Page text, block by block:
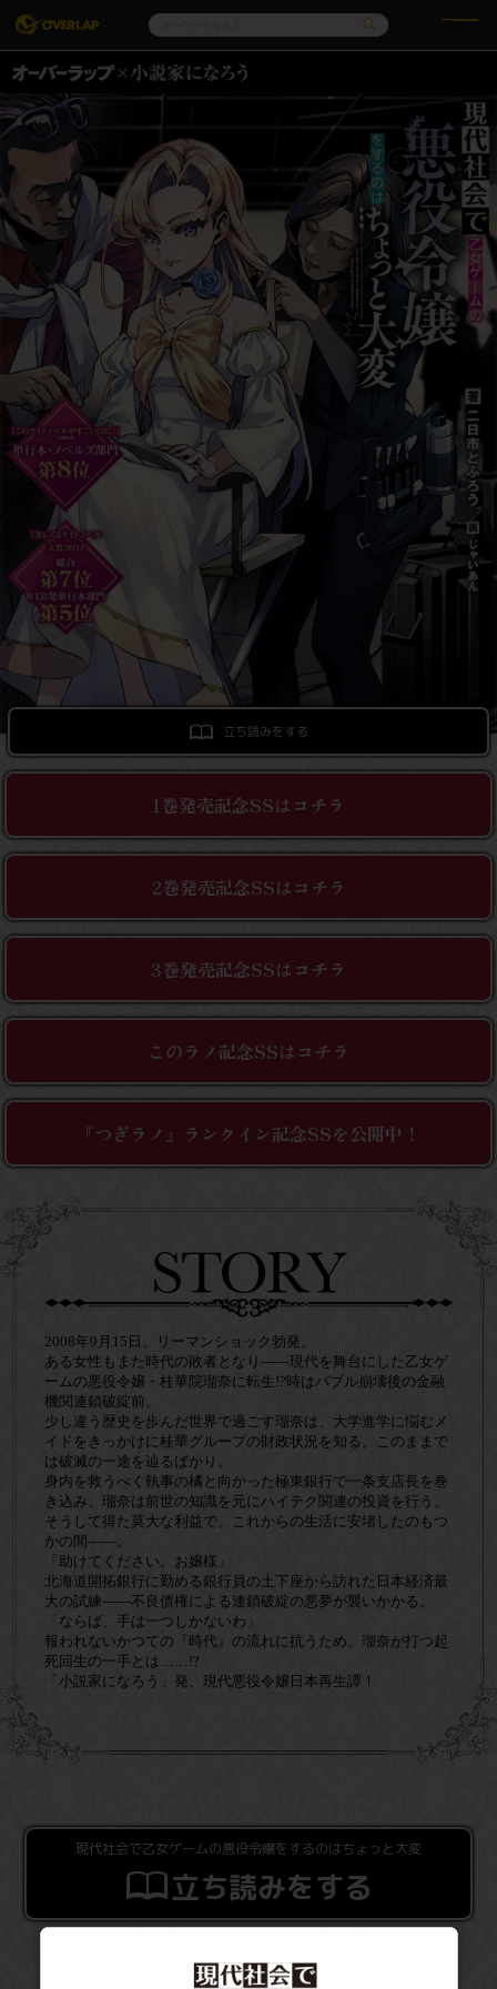
コミック
コミックガルド
コミッククリエ
ラブパルフェ
ライトノベル
ロサージュノベルス
コミックエッセイ
ポケットモンスター
アニメ
ゲーム
通販・NEWS
OVERLAP STORE
オーバーラップ広報室
企業
会社概要
採用情報
アクセス
オーバーラップホールディングス
お問い合わせはこちら
オーバーラップ文庫
オーバーラップノベルス
オーバーラップノベルスf
ロサージュノベルス
コミックガルド
リキューレ
コミックエッセイ
立ち読みをする
1巻発売記念SSはコチラ
2巻発売記念SSはコチラ
3巻発売記念SSはコチラ
このラノ記念SSはコチラ
『つぎラノ』ランクイン記念SSを公開中！
2008年9月15日、リーマンショック勃発。
ある女性もまた時代の敗者となり――現代を舞台にした乙女ゲ
ームの悪役令嬢・桂華院瑠奈に転生!?時はバブル崩壊後の金融
機関連鎖破綻前。
少し違う歴史を歩んだ世界で過ごす瑠奈は、大学進学に悩むメ
イドをきっかけに桂華グループの財政状況を知る。このままで
は破滅の一途を辿るばかり。
身内を救うべく執事の橘と向かった極東銀行で一条支店長を巻
き込み、瑠奈は前世の知識を元にハイテク関連の投資を行う。
そうして得た莫大な利益で、これからの生活に安堵したのもつ
かの間――。
「助けてください。お嬢様」
北海道開拓銀行に勤める銀行員の土下座から訪れた日本経済最
大の試練――不良債権による連鎖破綻の悪夢が襲いかかる。
「ならば、手は一つしかないわ」
報われないかつての『時代』の流れに抗うため、瑠奈が打つ起
死回生の一手とは……!?
「小説家になろう」発、現代悪役令嬢日本再生譚！
現代社会で乙女ゲームの悪役令嬢をするのはちょっと大変
立ち読みをする